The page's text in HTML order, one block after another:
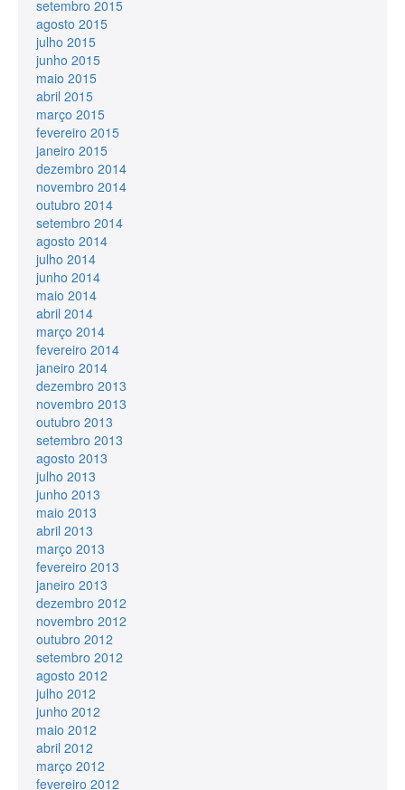
setembro 2015
agosto 2015
julho 2015
junho 2015
maio 2015
abril 2015
março 2015
fevereiro 2015
janeiro 2015
dezembro 2014
novembro 2014
outubro 2014
setembro 2014
agosto 2014
julho 2014
junho 2014
maio 2014
abril 2014
março 2014
fevereiro 2014
janeiro 2014
dezembro 2013
novembro 2013
outubro 2013
setembro 2013
agosto 2013
julho 2013
junho 2013
maio 2013
abril 2013
março 2013
fevereiro 2013
janeiro 2013
dezembro 2012
novembro 2012
outubro 2012
setembro 2012
agosto 2012
julho 2012
junho 2012
maio 2012
abril 2012
março 2012
fevereiro 2012